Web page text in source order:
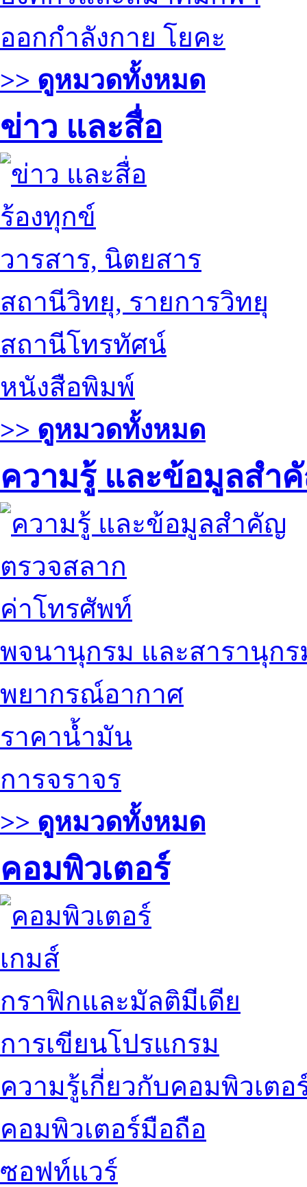
ออกกำลังกาย โยคะ
>> ดูหมวดทั้งหมด
ข่าว และสื่อ
ร้องทุกข์
วารสาร, นิตยสาร
สถานีวิทยุ, รายการวิทยุ
สถานีโทรทัศน์
หนังสือพิมพ์
>> ดูหมวดทั้งหมด
ความรู้ และข้อมูลสำ
ตรวจสลาก
ค่าโทรศัพท์
พจนานุกรม และสารานุกร
พยากรณ์อากาศ
ราคาน้ำมัน
การจราจร
>> ดูหมวดทั้งหมด
คอมพิวเตอร์
เกมส์
กราฟิกและมัลติมีเดีย
การเขียนโปรแกรม
ความรู้เกี่ยวกับคอมพิวเตอ
คอมพิวเตอร์มือถือ
ซอฟท์แวร์